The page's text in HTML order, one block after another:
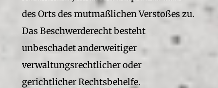
des Orts des mutmaßlichen Verstoßes zu.
Das Beschwerderecht besteht
unbeschadet anderweitiger
verwaltungsrechtlicher oder
gerichtlicher Rechtsbehelfe.